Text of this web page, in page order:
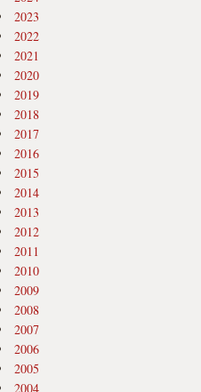
2023
2022
2021
2020
2019
2018
2017
2016
2015
2014
2013
2012
2011
2010
2009
2008
2007
2006
2005
2004